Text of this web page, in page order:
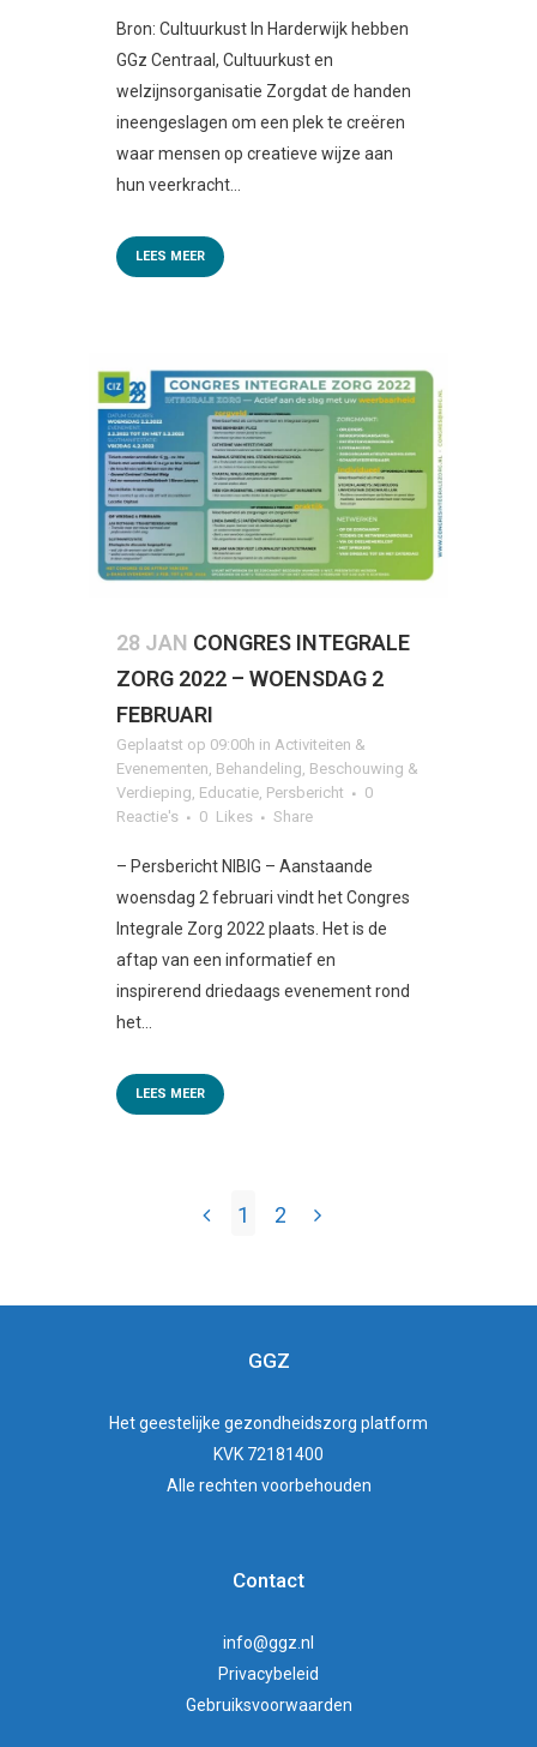
Bron: Cultuurkust In Harderwijk hebben
GGz Centraal, Cultuurkust en
welzijnsorganisatie Zorgdat de handen
ineengeslagen om een plek te creëren
waar mensen op creatieve wijze aan
hun veerkracht...
LEES MEER
28 JAN CONGRES INTEGRALE
ZORG 2022 – WOENSDAG 2
FEBRUARI
Geplaatst op 09:00h in Activiteiten &
Evenementen, Behandeling, Beschouwing &
Verdieping, Educatie, Persbericht
0
Reactie's
0 Likes Share
– Persbericht NIBIG – Aanstaande
woensdag 2 februari vindt het Congres
Integrale Zorg 2022 plaats. Het is de
aftap van een informatief en
inspirerend driedaags evenement rond
het...
LEES MEER
1 2
GGZ
Hetgeestelijke gezondheidszorg platform
KVK 72181400
Alle rechten voorbehouden
Contact
info@ggz.nl
Privacybeleid
Gebruiksvoorwaarden